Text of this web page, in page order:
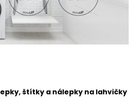
štítky a nálepky na lahvičky